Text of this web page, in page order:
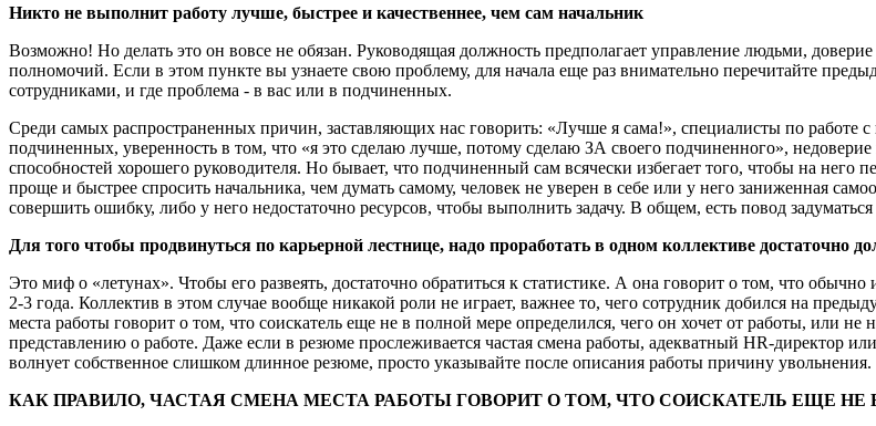
Никто не выполнит работу лучше, быстрее и качественнее, чем сам начальник
Возможно! Но делать это он вовсе не обязан. Руководящая должность предполагает управление людьми,
полномочий. Если в этом пункте вы узнаете свою проблему, для начала еще раз внимательно перечитайте
сотрудниками, и где проблема - в вас или в подчиненных.
Среди самых распространенных причин, заставляющих нас говорить: «Лучше я сама!», специалисты по работе
подчиненных, уверенность в том, что «я это сделаю лучше, потому сделаю ЗА своего подчиненного»,
способностей хорошего руководителя. Но бывает, что подчиненный сам всячески избегает того, чтобы на него
проще и быстрее спросить начальника, чем думать самому, человек не уверен в себе или у него заниженная
совершить ошибку, либо у него недостаточно ресурсов, чтобы выполнить задачу. В общем, есть повод
Для того чтобы продвинуться по карьерной лестнице, надо проработать в одном коллективе достаточно
Это миф о «летунах». Чтобы его развеять, достаточно обратиться к статистике. А она говорит о том, что
2-3 года. Коллектив в этом случае вообще никакой роли не играет, важнее то, чего сотрудник добился на
места работы говорит о том, что соискатель еще не в полной мере определился, чего он хочет от работы, или не
представлению о работе. Даже если в резюме прослеживается частая смена работы, адекватный HR-директор
волнует собственное слишком длинное резюме, просто указывайте после описания работы причину увольнения.
КАК ПРАВИЛО, ЧАСТАЯ СМЕНА МЕСТА РАБОТЫ ГОВОРИТ О ТОМ, ЧТО СОИСКАТЕЛЬ ЕЩЕ НЕ